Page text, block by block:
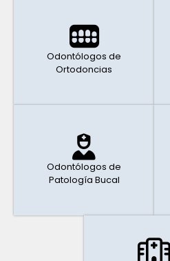
Odontólogos de
Ortodoncias
Odontólogos de
Patología Bucal